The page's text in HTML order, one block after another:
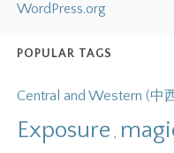
WordPress.org
POPULAR TAGS
Central and Western (中
Exposure ,